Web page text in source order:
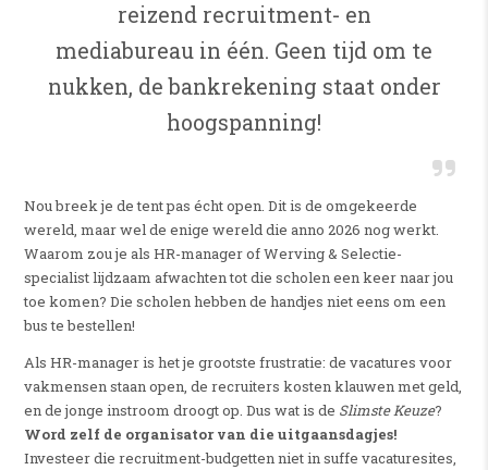
reizend recruitment- en
mediabureau in één. Geen tijd om te
nukken, de bankrekening staat onder
hoogspanning!
Nou breek je de tent pas écht open. Dit is de omgekeerde
wereld, maar wel de enige wereld die anno 2026 nog werkt.
Waarom zou je als HR-manager of Werving & Selectie-
specialist lijdzaam afwachten tot die scholen een keer naar jou
toe komen? Die scholen hebben de handjes niet eens om een
bus te bestellen!
Als HR-manager is het je grootste frustratie: de vacatures voor
vakmensen staan open, de recruiters kosten klauwen met geld,
en de jonge instroom droogt op. Dus wat is de Slimste Keuze?
Word zelf de organisator van die uitgaansdagjes!
Investeer die recruitment-budgetten niet in suffe vacaturesites,